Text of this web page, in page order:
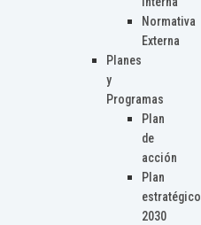
Normativa
Externa
Planes
y
Programas
Plan
de
acción
Plan
estratégico
2030